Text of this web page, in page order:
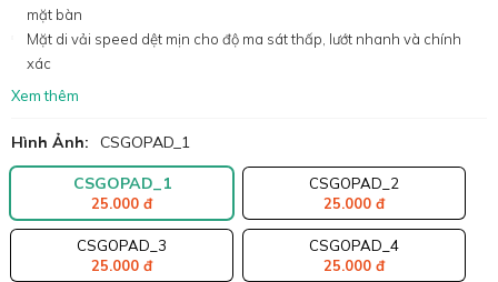
mặt bàn
Mặt di vải speed dệt mịn cho độ ma sát thấp, lướt nhanh và chính
xác
Xem thêm
Hình Ảnh: CSGOPAD_1
CSGOPAD_1
25.000 đ
CSGOPAD_2
25.000 đ
CSGOPAD_3
25.000 đ
CSGOPAD_4
25.000 đ